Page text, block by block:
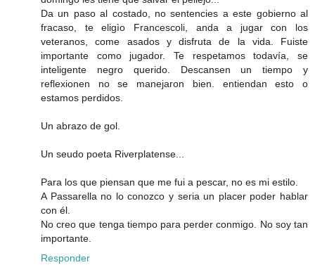
Da un paso al costado, no sentencies a este gobierno al
fracaso, te eligìo Francescoli, anda a jugar con los
veteranos, come asados y disfruta de la vida. Fuiste
importante como jugador. Te respetamos todavía, se
inteligente negro querido. Descansen un tiempo y
reflexionen no se manejaron bien. entiendan esto o
estamos perdidos.
Un abrazo de gol.
Un seudo poeta Riverplatense...
Para los que piensan que me fui a pescar, no es mi estilo.
A Passarella no lo conozco y seria un placer poder hablar
con él.
No creo que tenga tiempo para perder conmigo. No soy tan
importante.
Responder